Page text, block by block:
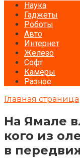
Наука
Гаджеты
Роботы
Авто
Интернет
Железо
Софт
Камеры
Разное
Главная страница
На Ямале
кого из
в